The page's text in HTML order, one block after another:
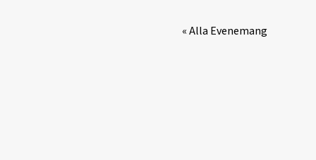
« Alla Evenemang